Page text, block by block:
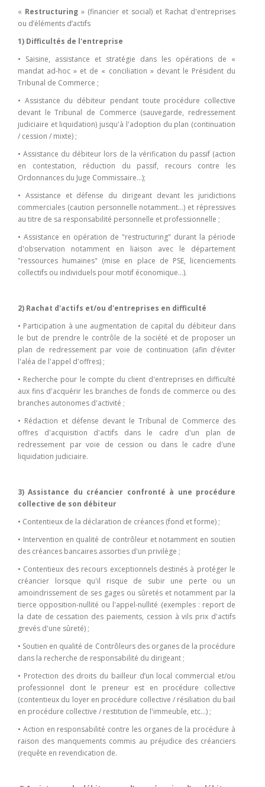
« Restructuring » (financier et social) et Rachat d'entreprises
ou d’éléments d’actifs
1) Difficultés de l'entreprise
• Saisine, assistance et stratégie dans les opérations de «
mandat ad-hoc » et de « conciliation » devant le Président du
Tribunal de Commerce ;
• Assistance du débiteur pendant toute procédure collective
devant le Tribunal de Commerce (sauvegarde, redressement
judiciaire et liquidation) jusqu'à l'adoption du plan (continuation
/ cession / mixte) ;
• Assistance du débiteur lors de la vérification du passif (action
en contestation, réduction du passif, recours contre les
Ordonnances du Juge Commissaire…);
• Assistance et défense du dirigeant devant les juridictions
commerciales (caution personnelle notamment…) et répressives
au titre de sa responsabilité personnelle et professionnelle ;
• Assistance en opération de "restructuring" durant la période
d'observation notamment en liaison avec le département
"ressources humaines" (mise en place de PSE, licenciements
collectifs ou individuels pour motif économique…).
2) Rachat d'actifs et/ou d'entreprises en difficulté
• Participation à une augmentation de capital du débiteur dans
le but de prendre le contrôle de la société et de proposer un
plan de redressement par voie de continuation (afin d’éviter
l'aléa de l'appel d'offres) ;
• Recherche pour le compte du client d'entreprises en difficulté
aux fins d'acquérir les branches de fonds de commerce ou des
branches autonomes d'activité ;
• Rédaction et défense devant le Tribunal de Commerce des
offres d'acquisition d'actifs dans le cadre d'un plan de
redressement par voie de cession ou dans le cadre d'une
liquidation judiciaire.
3) Assistance du créancier confronté à une procédure
collective de son débiteur
• Contentieux de la déclaration de créances (fond et forme) ;
• Intervention en qualité de contrôleur et notamment en soutien
des créances bancaires assorties d'un privilège ;
• Contentieux des recours exceptionnels destinés à protéger le
créancier lorsque qu'il risque de subir une perte ou un
amoindrissement de ses gages ou sûretés et notamment par la
tierce opposition-nullité ou l'appel-nullité (exemples : report de
la date de cessation des paiements, cession à vils prix d'actifs
grevés d'une sûreté) ;
• Soutien en qualité de Contrôleurs des organes de la procédure
dans la recherche de responsabilité du dirigeant ;
• Protection des droits du bailleur d’un local commercial et/ou
professionnel dont le preneur est en procédure collective
(contentieux du loyer en procédure collective / résiliation du bail
en procédure collective / restitution de l'immeuble, etc…) ;
• Action en responsabilité contre les organes de la procédure à
raison des manquements commis au préjudice des créanciers
(requête en revendication de.